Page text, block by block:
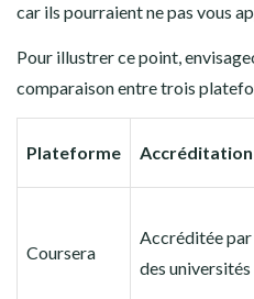
car ils pourraient ne pas vous
Pour illustrer ce point,
comparaison entre trois
Plateforme Accréditation
Coursera
Accréditée par
des universités